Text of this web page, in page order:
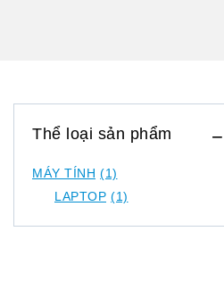
Thể loại sản phẩm
MÁY TÍNH (1)
LAPTOP (1)